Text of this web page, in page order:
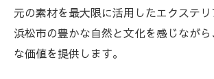
元の素材を最大限に活用したエクステリ
浜松市の豊かな自然と文化を感じなが
な価値を提供します。